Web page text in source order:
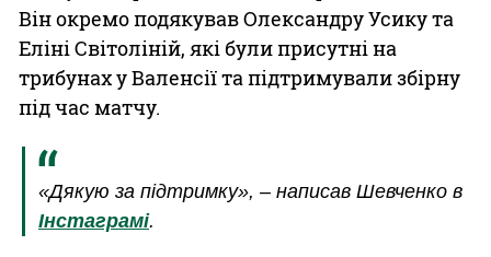
Він окремо подякував Олександру Усику та
Еліні Світоліній, які були присутні на
трибунах у Валенсії та підтримували збірну
під час матчу.
«Дякую за підтримку», – написав Шевченко в
Інстаграмі.